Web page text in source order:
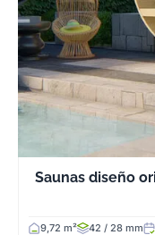
Saunas diseño
9,72 m² 42 / 28 mm